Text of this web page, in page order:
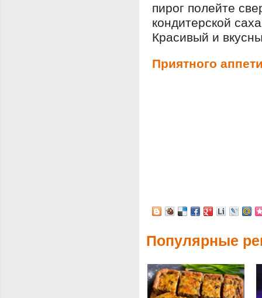
пирог полейте
кондитерской
Красивый и
Приятного
Популярные